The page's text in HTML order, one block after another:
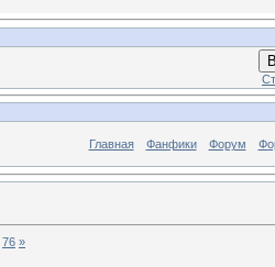
Главная Фанфики Форум
76 »